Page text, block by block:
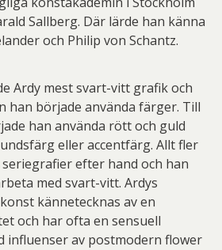
Sallberg. Där lärde han känna
och Philip von Schantz.
Ardy mest svart-vitt grafik och
han började använda färger. Till
han använda rött och guld
eller accentfärg. Allt fler
efter hand och han
med svart-vitt. Ardys
kännetecknas av en
och har ofta en sensuell
influenser av postmodern flower